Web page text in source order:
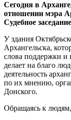
Сегодня в
отношении мэра
Судебное
У здания
Архангельска,
слова поддержки и
делает на благо
деятельность
по их мнению,
Донского.
Обращаясь к